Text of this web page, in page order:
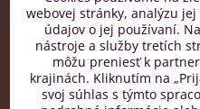
Zákaznícka
od 8:00 do 16:00, PO-PIA
+421 917 436 795
webovej stránky, analýzu
údajov o jej používaní.
nástroje a služby tretích
môžu preniesť k
krajinách. Kliknutím na
svoj súhlas s týmto